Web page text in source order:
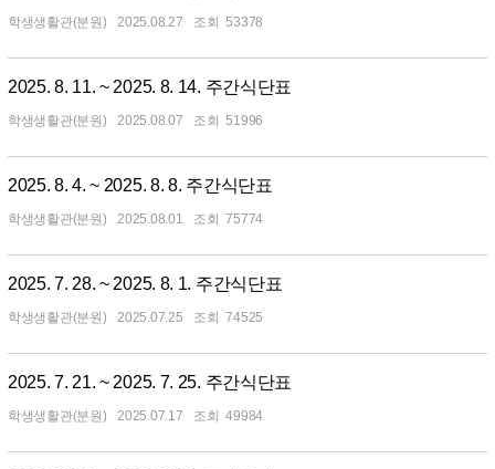
학생생활관(분원) 2025.08.27 53378
2025. 8. 11. ~ 2025. 8. 14. 주간식단표
학생생활관(분원) 2025.08.07 51996
2025. 8. 4. ~ 2025. 8. 8. 주간식단표
학생생활관(분원) 2025.08.01 75774
2025. 7. 28. ~ 2025. 8. 1. 주간식단표
학생생활관(분원) 2025.07.25 74525
2025. 7. 21. ~ 2025. 7. 25. 주간식단표
학생생활관(분원) 2025.07.17 49984